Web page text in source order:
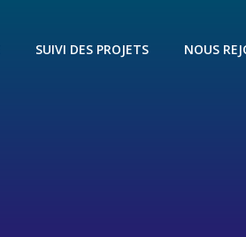
SUIVI DES PROJETS NOUS